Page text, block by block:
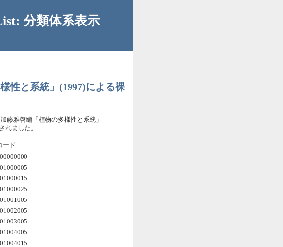
分類体系表示
性と系統」(1997)による裸
藤雅啓編「植物の多様性と系統」
れました。
ード